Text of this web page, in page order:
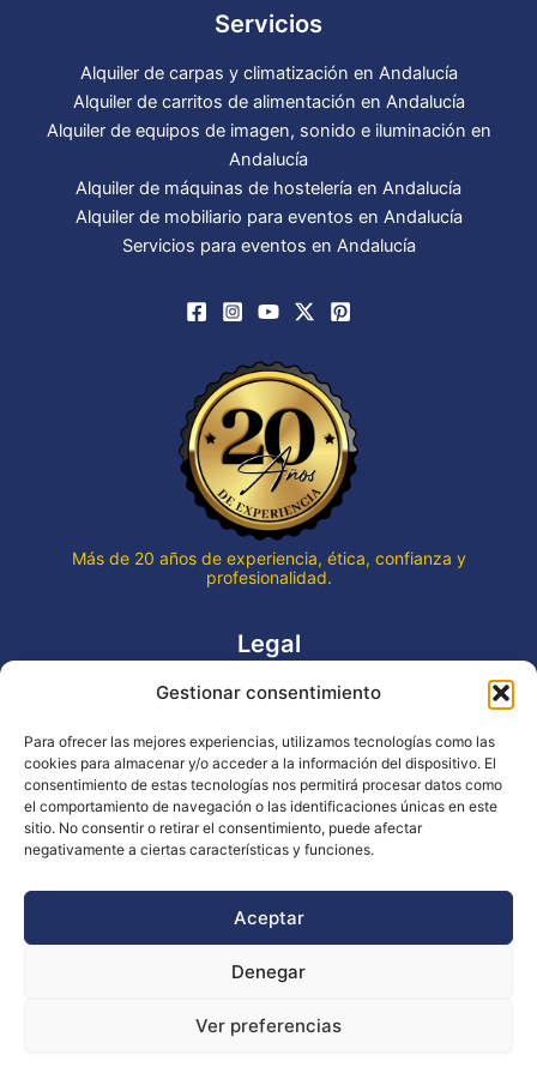
Gestionar consentimiento
Para ofrecer las mejores experiencias, utilizamos tecnologías como las
cookies para almacenar y/o acceder a la información del dispositivo. El
consentimiento de estas tecnologías nos permitirá procesar datos como
el comportamiento de navegación o las identificaciones únicas en este
sitio. No consentir o retirar el consentimiento, puede afectar
negativamente a ciertas características y funciones.
Aceptar
Denegar
Ver preferencias
Servicios
Alquiler de carpas y climatización en Andalucía
Alquiler de carritos de alimentación en Andalucía
Alquiler de equipos de imagen, sonido e iluminación en
Andalucía
Alquiler de máquinas de hostelería en Andalucía
Alquiler de mobiliario para eventos en Andalucía
Servicios para eventos en Andalucía
Más de 20 años de experiencia, ética, confianza y
profesionalidad.
Legal
Aviso legal
Declaración de accesibilidad
Política de cookies (UE)